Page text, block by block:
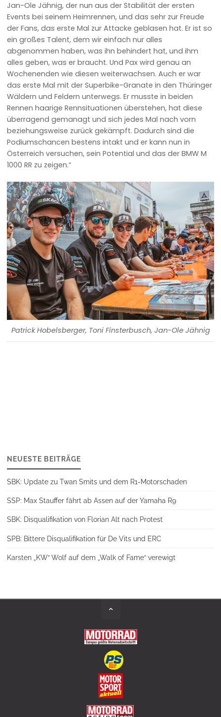
Jan-Ole Jähnig, der nun aus der Stabilität der ersten
Events bei seinem Heimrennen, und das sehr zur Freude
der Fans, das erste Mal zur Attacke geblasen hat. Er ist so
ein großes Talent, dem wir einfach nur alles
abgenommen haben, was ihn behindert hat, und ihm
alles geben, was er braucht. Und Pax wird genau an
Wochenenden wie diesen weiterwachsen. Auch er war
das erste Mal mit der Superbike-Granate in den Thüringer
Wäldern und Feldern unterwegs. Er musste in beiden
Rennen haarige Rennsituationen überstehen, hat diese
überragend gemanagt und sich jedes Mal nach vorn
beziehungsweise zurück gekämpft. Dadurch sind die
Podiumschancen bestens intakt und er kann nun in
Österreich versuchen, sein Potential und das der BMW M
1000 RR zu zeigen.“
Patrick Hobelsberger, Toni Finsterbusch, Jan-Ole Jähnig
NEUESTE BEITRÄGE
SBK: Update zu Twan Smits und dem R1-Motorschaden
SSP: Max Stauffer fährt ab Assen auf der Yamaha R9
SBK: Disqualifikation von Florian Alt nach Protest
SPB: Bittere Disqualifikation für De Vits und ERC
Karsten „KW“ Wolf auf dem „Walk of Fame“ verewigt
Back